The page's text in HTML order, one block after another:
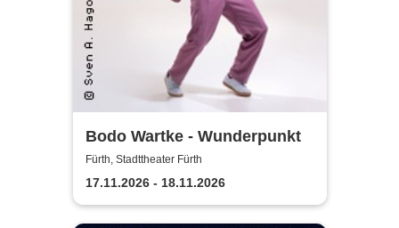
Bodo Wartke - Wunderpunkt
Fürth, Stadttheater Fürth
17.11.2026 - 18.11.2026